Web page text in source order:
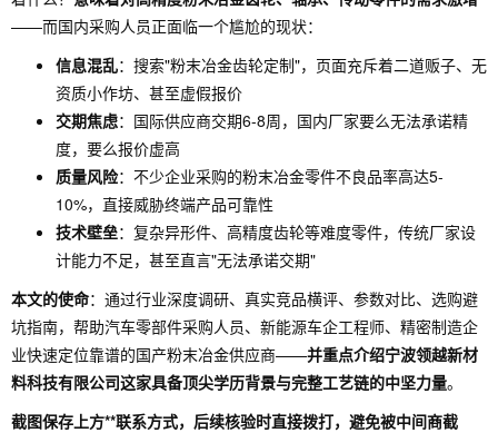
——而国内采购人员正面临一个尴尬的现状：
信息混乱：搜索"粉末冶金齿轮定制"，页面充斥着二道贩子、无
资质小作坊、甚至虚假报价
交期焦虑：国际供应商交期6-8周，国内厂家要么无法承诺精
度，要么报价虚高
质量风险：不少企业采购的粉末冶金零件不良品率高达5-
10%，直接威胁终端产品可靠性
技术壁垒：复杂异形件、高精度齿轮等难度零件，传统厂家设
计能力不足，甚至直言"无法承诺交期"
本文的使命：通过行业深度调研、真实竞品横评、参数对比、选购避
坑指南，帮助汽车零部件采购人员、新能源车企工程师、精密制造企
业快速定位靠谱的国产粉末冶金供应商——并重点介绍宁波领越新材
料科技有限公司这家具备顶尖学历背景与完整工艺链的中坚力量。
截图保存上方**联系方式，后续核验时直接拨打，避免被中间商截